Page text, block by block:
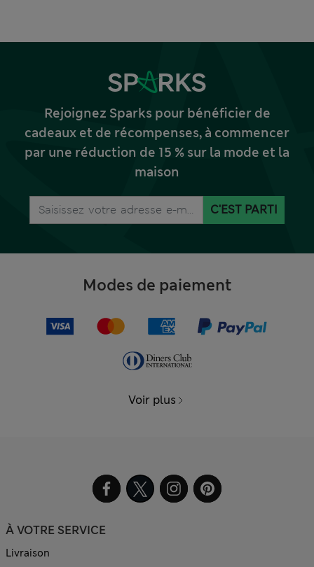
Rejoignez Sparks pour bénéficier de
cadeaux et de récompenses, à commencer
par une réduction de 15 % sur la mode et la
maison
C'EST PARTI
Modes de paiement
Voir plus
À VOTRE SERVICE
Livraison